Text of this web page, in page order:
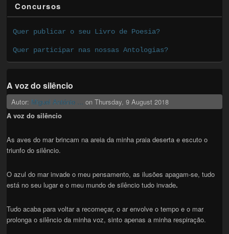
Concursos
Quer publicar o seu Livro de Poesia?
Quer participar nas nossas Antologias?
A voz do silêncio
Autor: Miguel António ... onThursday, 9 August 2018
A voz do silêncio
As aves do mar brincam na areia da minha praia deserta e escuto o
triunfo do silêncio.
O azul do mar invade o meu pensamento, as ilusões apagam-se, tudo
está no seu lugar e o meu mundo de silêncio tudo invade.
Tudo acaba para voltar a recomeçar, o ar envolve o tempo e o mar
prolonga o silêncio da minha voz, sinto apenas a minha respiração.